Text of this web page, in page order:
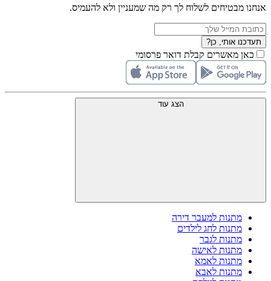
אנחנו מבטיחים לשלוח לך רק מה שמעניין ולא להעמיס.
תעדכנו אותי, כן?
כאן מאשרים קבלת דואר פרסומי
הצג עוד
מתנות למעבר דירה
מתנות לחג לילדים
מתנות לגבר
מתנות לאישה
מתנות לאמא
מתנות לאבא